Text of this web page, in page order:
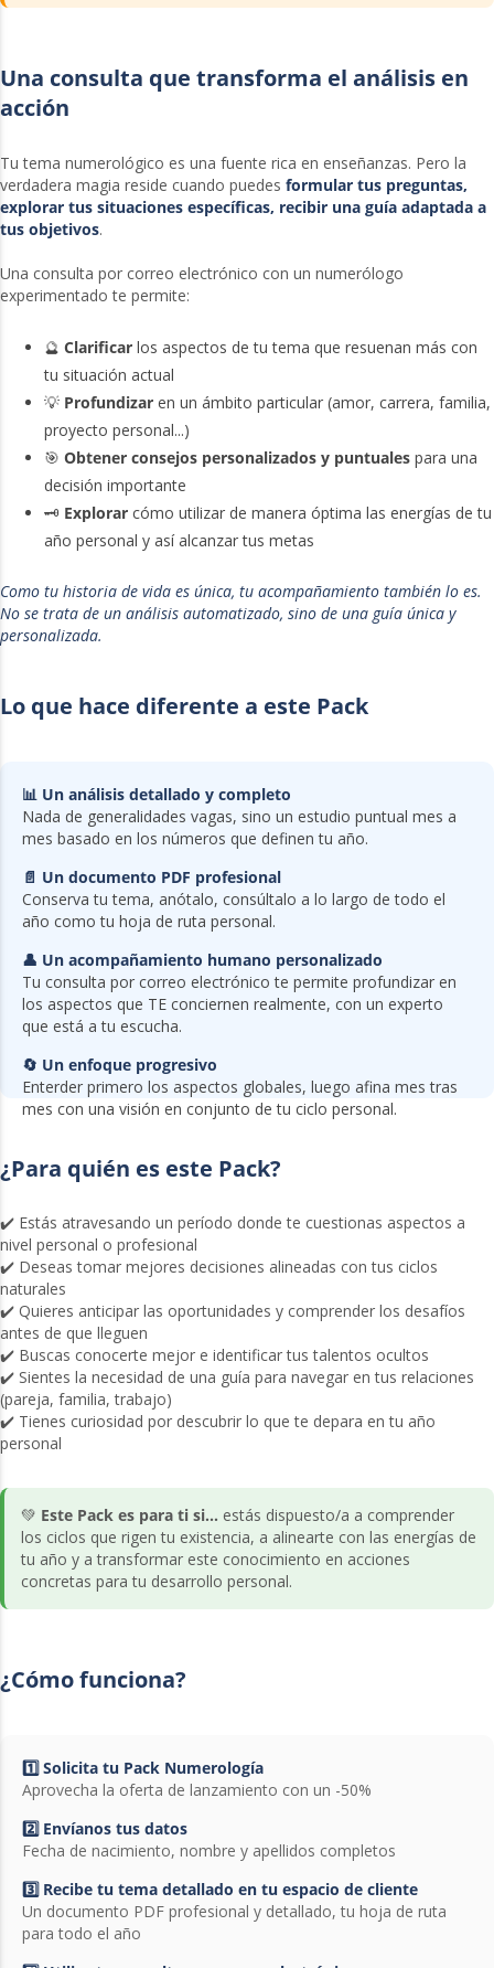
Una consulta que transforma el análisis en
acción
Tu tema numerológico es una fuente rica en enseñanzas. Pero la
verdadera magia reside cuando puedes formular tus preguntas,
explorar tus situaciones específicas, recibir una guía adaptada a
tus objetivos.
Una consulta por correo electrónico con un numerólogo
experimentado te permite:
🔮 Clarificar los aspectos de tu tema que resuenan más con
tu situación actual
💡 Profundizar en un ámbito particular (amor, carrera, familia,
proyecto personal...)
🎯 Obtener consejos personalizados y puntuales para una
decisión importante
🗝️ Explorar cómo utilizar de manera óptima las energías de tu
año personal y así alcanzar tus metas
Como tu historia de vida es única, tu acompañamiento también lo es.
No se trata de un análisis automatizado, sino de una guía única y
personalizada.
Lo que hace diferente a este Pack
📊 Un análisis detallado y completo
Nada de generalidades vagas, sino un estudio puntual mes a
mes basado en los números que definen tu año.
📄 Un documento PDF profesional
Conserva tu tema, anótalo, consúltalo a lo largo de todo el
año como tu hoja de ruta personal.
👤 Un acompañamiento humano personalizado
Tu consulta por correo electrónico te permite profundizar en
los aspectos que TE conciernen realmente, con un experto
que está a tu escucha.
🔄 Un enfoque progresivo
Enterder primero los aspectos globales, luego afina mes tras
mes con una visión en conjunto de tu ciclo personal.
¿Para quién es este Pack?
✔️ Estás atravesando un período donde te cuestionas aspectos a
nivel personal o profesional
✔️ Deseas tomar mejores decisiones alineadas con tus ciclos
naturales
✔️ Quieres anticipar las oportunidades y comprender los desafíos
antes de que lleguen
✔️ Buscas conocerte mejor e identificar tus talentos ocultos
✔️ Sientes la necesidad de una guía para navegar en tus relaciones
(pareja, familia, trabajo)
✔️ Tienes curiosidad por descubrir lo que te depara en tu año
personal
💚 Este Pack es para ti si... estás dispuesto/a a comprender
los ciclos que rigen tu existencia, a alinearte con las energías de
tu año y a transformar este conocimiento en acciones
concretas para tu desarrollo personal.
¿Cómo funciona?
1️⃣ Solicita tu Pack Numerología
Aprovecha la oferta de lanzamiento con un -50%
2️⃣ Envíanos tus datos
Fecha de nacimiento, nombre y apellidos completos
3️⃣ Recibe tu tema detallado en tu espacio de cliente
Un documento PDF profesional y detallado, tu hoja de ruta
para todo el año